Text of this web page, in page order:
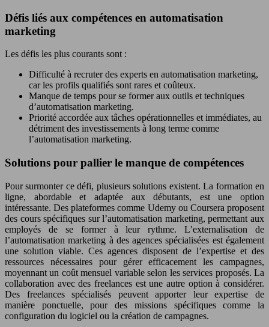
Défis liés aux compétences en automatisation
marketing
Les défis les plus courants sont :
Difficulté à recruter des experts en automatisation marketing,
car les profils qualifiés sont rares et coûteux.
Manque de temps pour se former aux outils et techniques
d’automatisation marketing.
Priorité accordée aux tâches opérationnelles et immédiates, au
détriment des investissements à long terme comme
l’automatisation marketing.
Solutions pour pallier le manque de compétences
Pour surmonter ce défi, plusieurs solutions existent. La formation en
ligne, abordable et adaptée aux débutants, est une option
intéressante. Des plateformes comme Udemy ou Coursera proposent
des cours spécifiques sur l’automatisation marketing, permettant aux
employés de se former à leur rythme. L’externalisation de
l’automatisation marketing à des agences spécialisées est également
une solution viable. Ces agences disposent de l’expertise et des
ressources nécessaires pour gérer efficacement les campagnes,
moyennant un coût mensuel variable selon les services proposés. La
collaboration avec des freelances est une autre option à considérer.
Des freelances spécialisés peuvent apporter leur expertise de
manière ponctuelle, pour des missions spécifiques comme la
configuration du logiciel ou la création de campagnes.